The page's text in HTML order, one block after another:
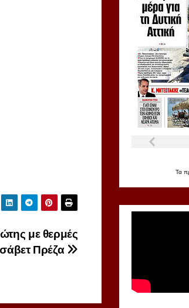
με θερμές
Πρέζα
Τα